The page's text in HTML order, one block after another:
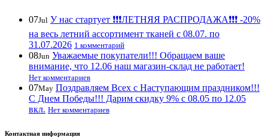
07Jul У нас стартует ❗️❗️❗️ЛЕТНЯЯ РАСПРОДАЖА❗️❗️❗️ -20%
на весь летний ассортимент тканей с 08.07. по
31.07.2026 1 комментарий
08Jun Уважаемые покупатели!!! Обращаем ваше
внимание, что 12.06 наш магазин-склад не работает!
Нет комментариев
07May Поздравляем Всех с Наступающим праздником!!!
С Днем Победы!!! Дарим скидку 9% с 08.05 по 12.05
вкл. Нет комментариев
Контактная информация